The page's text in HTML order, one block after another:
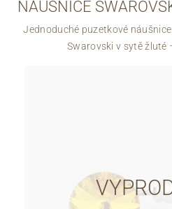
NÁUŠNICE
Jednoduché puzetkové
Swarovski v sytě žluté